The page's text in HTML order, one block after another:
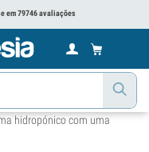
em 79746 avaliações
hidropónico com uma